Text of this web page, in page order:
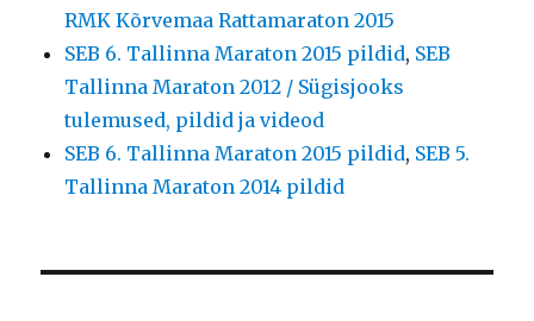
RMK Kõrvemaa Rattamaraton 2015
SEB 6. Tallinna Maraton 2015 pildid, SEB
Tallinna Maraton 2012 / Sügisjooks
tulemused, pildid ja videod
SEB 6. Tallinna Maraton 2015 pildid, SEB 5.
Tallinna Maraton 2014 pildid